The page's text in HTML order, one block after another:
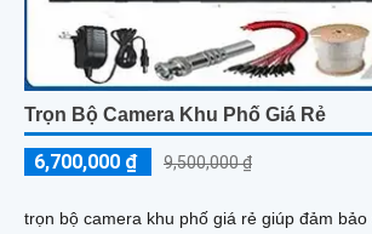
Trọn Bộ Camera Khu Phố Giá Rẻ
6,700,000 ₫ 9,500,000 ₫
trọn bộ camera khu phố giá rẻ giúp đảm